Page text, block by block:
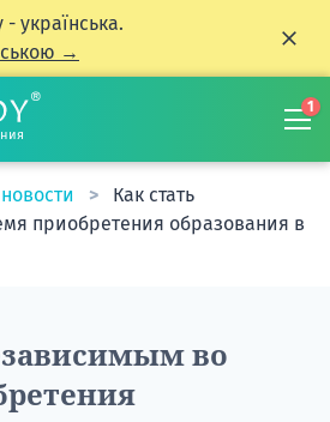
українська.
→
1
Как стать
приобретения образования в
во